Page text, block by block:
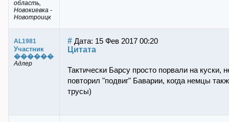
область,
Новокиевка -
Новотроицк
AL1981
Участник
������
Адлер
# Дата: 15 Фев 2017 00:20
Цитата
Тактически Барсу просто порвали на
повторил "подвиг" Баварии, когда немцы
трусы)